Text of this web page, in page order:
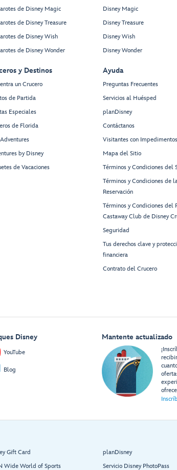
de Disney Magic
de Disney Treasure
de Disney Wish
de Disney Wonder
y Destinos
un Crucero
de Partida
Especiales
de Florida
by Disney
de Vacaciones
Disney Magic
Disney Treasure
Disney Wish
Disney Wonder
Ayuda
Preguntas Frecuentes
Servicios al Huésped
planDisney
Contáctanos
Visitantes con Impedimentos
Mapa del Sitio
Términos y Condiciones del
Términos y Condiciones de
Reservación
Términos y Condiciones del
Castaway Club de Disney
Seguridad
Tus derechos clave y
financiera
Contrato del Crucero
Disney
YouTube
Blog
Mantente actualizado
Gift Card
Wide World of Sports
planDisney
Servicio Disney PhotoPass